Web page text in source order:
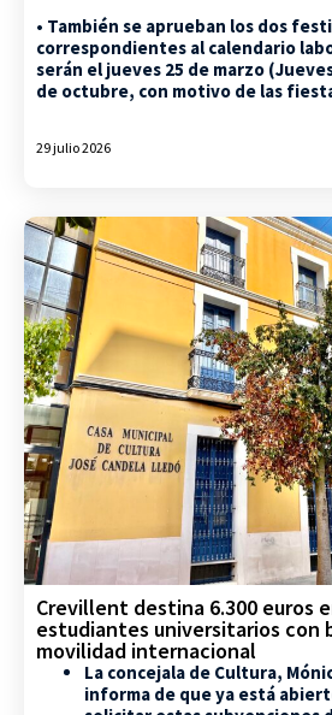
• También se aprueban los dos
correspondientes al calendario
serán el jueves 25 de marzo
de octubre, con motivo de las
29 julio 2026
Crevillent destina 6.300 euros
estudiantes universitarios con
movilidad internacional
La concejala de Cultura,
informa de que ya está